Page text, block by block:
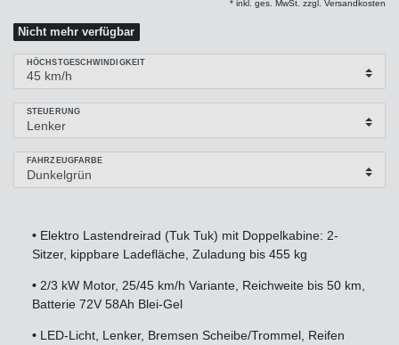
* inkl. ges. MwSt. zzgl. Versandkosten
Nicht mehr verfügbar
HÖCHSTGESCHWINDIGKEIT
STEUERUNG
FAHRZEUGFARBE
• Elektro Lastendreirad (Tuk Tuk) mit Doppelkabine: 2-
Sitzer, kippbare Ladefläche, Zuladung bis 455 kg
• 2/3 kW Motor, 25/45 km/h Variante, Reichweite bis 50 km,
Batterie 72V 58Ah Blei-Gel
• LED-Licht, Lenker, Bremsen Scheibe/Trommel, Reifen